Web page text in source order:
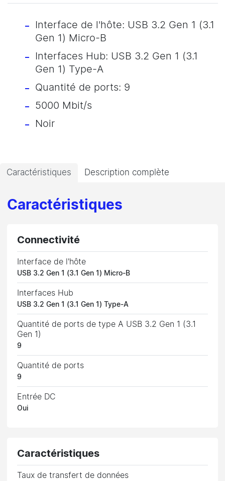
Interface de l'hôte: USB 3.2 Gen 1 (3.1
Gen 1) Micro-B
Interfaces Hub: USB 3.2 Gen 1 (3.1
Gen 1) Type-A
Quantité de ports: 9
5000 Mbit/s
Noir
Caractéristiques Description complète
Caractéristiques
Connectivité
Interface de l'hôte
USB 3.2 Gen 1 (3.1 Gen 1) Micro-B
Interfaces Hub
USB 3.2 Gen 1 (3.1 Gen 1) Type-A
Quantité de ports de type A USB 3.2 Gen 1 (3.1
Gen 1)
9
Quantité de ports
9
Entrée DC
Oui
Caractéristiques
Taux de transfert de données